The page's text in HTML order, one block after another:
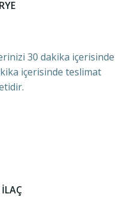
30 dakika içerisinde
içerisinde teslimat